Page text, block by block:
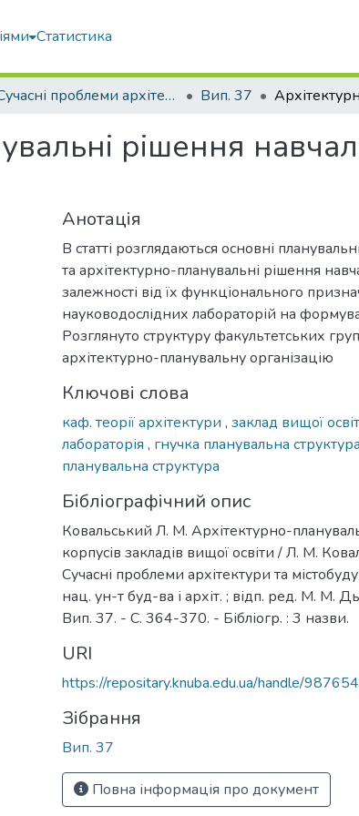
Статистика
Сучасні проблеми архітектури та містобудування Вип. 37
рішення
Анотація
В статті розглядаються основні
та архітектурно-планувальні рішення
залежності від їх функціонального
науководослідних лабораторій на
Розглянуто структуру факультетських
архітектурно-планувальну організацію
Ключові слова
каф. теорії архітектури , заклад вищої
лабораторія , гнучка планувальна структура
планувальна структура
Бібліографічний опис
Ковальський Л. М. Архітектурно-
корпусів закладів вищої освіти / Л. М.
Сучасні проблеми архітектури та
нац. ун-т буд-ва і архіт. ; відп. ред. М. М.
Вип. 37. - С. 364-370. - Бібліогр. : 3 назви.
URI
https://repositary.knuba.edu.ua/handle/
Зібрання
Вип. 37
Повна інформація про документ